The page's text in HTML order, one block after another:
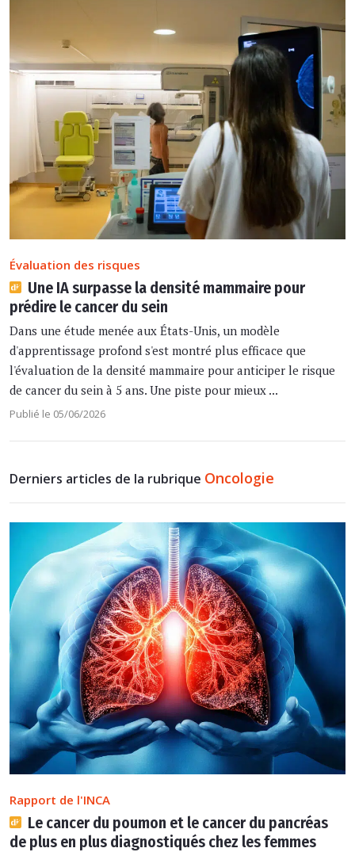
Évaluation des risques
Une IA surpasse la densité mammaire pour
prédire le cancer du sein
Dans une étude menée aux États-Unis, un modèle
d'apprentissage profond s'est montré plus efficace que
l'évaluation de la densité mammaire pour anticiper le risque
de cancer du sein à 5 ans. Une piste pour mieux ...
Publié le 05/06/2026
Derniers articles de la rubrique Oncologie
Rapport de l'INCA
Le cancer du poumon et le cancer du pancréas
de plus en plus diagnostiqués chez les femmes